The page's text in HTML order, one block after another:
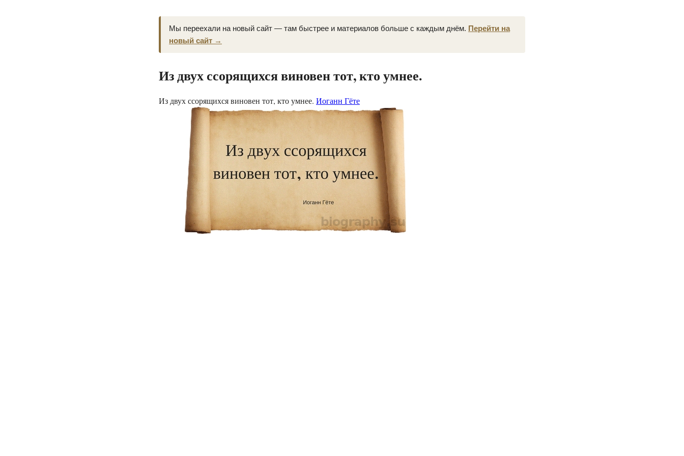
Мы переехали на новый сайт — там быстрее и материалов больше с каждым днём. Перейти на
новый сайт →
Из двух ссорящихся виновен тот, кто умнее.
Из двух ссорящихся виновен тот, кто умнее. Иоганн Гёте